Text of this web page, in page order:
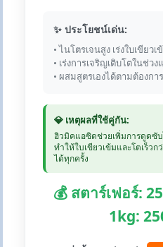
✨ ประโยชน์เด่น:
• ไนโตรเจนสูง เร่งใบเขียวเ
• เร่งการเจริญเติบโตในช่วง
• ผสมสูตรเองได้ตามต้องการ
💎 เหตุผลที่ใช้คู่กัน:
ฮิวมิคแอซิดช่วยเพิ่มการดูดซับ
ทำให้ใบเขียวเข้มและโตเร็ว
ได้ทุกครั้ง
💰 สตาร์เฟอร์:
1kg: